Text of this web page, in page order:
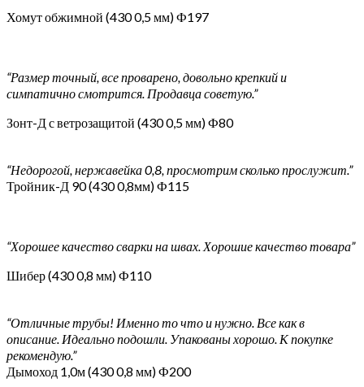
Хомут обжимной (430 0,5 мм) Ф197
“Размер точный, все проварено, довольно крепкий и
симпатично смотрится. Продавца советую.”
Зонт-Д с ветрозащитой (430 0,5 мм) Ф80
“Недорогой, нержавейка 0,8, просмотрим сколько прослужит.”
Тройник-Д 90 (430 0,8мм) Ф115
“Хорошее качество сварки на швах. Хорошие качество товара”
Шибер (430 0,8 мм) Ф110
“Отличные трубы! Именно то что и нужно. Все как в
описание. Идеально подошли. Упакованы хорошо. К покупке
рекомендую.”
Дымоход 1,0м (430 0,8 мм) Ф200